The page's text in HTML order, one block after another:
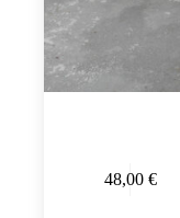
48,00 €